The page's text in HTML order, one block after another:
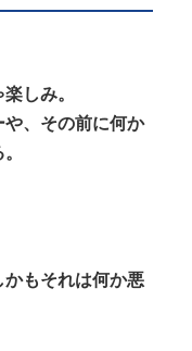
しみ。
や、その前に何か
もそれは何か悪